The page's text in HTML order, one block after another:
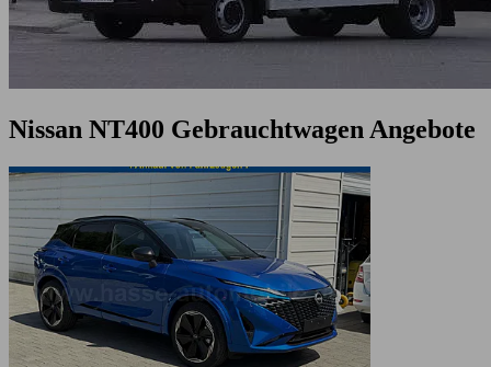
Nissan NT400 Gebrauchtwagen Angebote